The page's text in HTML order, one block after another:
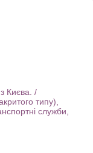
Києва. /
типу),
служби,